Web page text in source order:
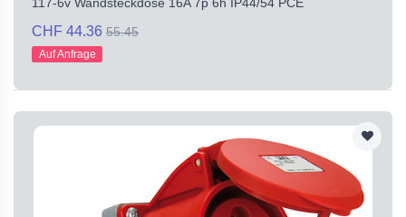
CHF 44.36 55.45
Auf Anfrage